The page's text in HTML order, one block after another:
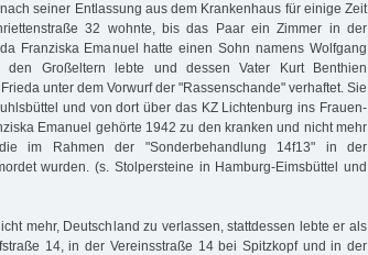
seiner Entlassung aus dem Krankenhaus für einige Zeit
32 wohnte, bis das Paar ein Zimmer in der
Franziska Emanuel hatte einen Sohn namens Wolfgang
den Großeltern lebte und dessen Vater Kurt Benthien
unter dem Vorwurf der "Rassenschande" verhaftet. Sie
und von dort über das KZ Lichtenburg ins Frauen-
Emanuel gehörte 1942 zu den kranken und nicht mehr
im Rahmen der "Sonderbehandlung 14f13" in der
wurden. (s. Stolpersteine in Hamburg-Eimsbüttel und
mehr, Deutschland zu verlassen, stattdessen lebte er als
14, in der Vereinsstraße 14 bei Spitzkopf und in der